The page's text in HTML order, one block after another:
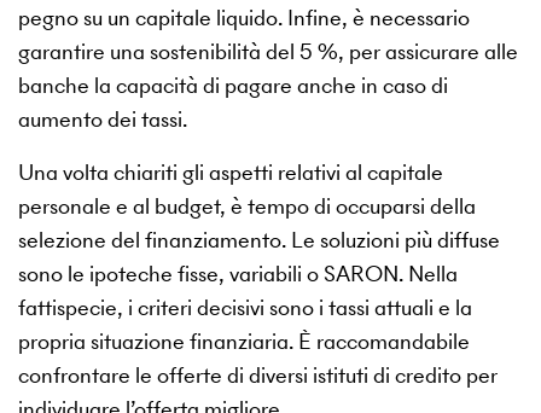
pegno su un capitale liquido. Infine, è necessario
garantire una sostenibilità del 5 %, per assicurare alle
banche la capacità di pagare anche in caso di
aumento dei tassi.
Una volta chiariti gli aspetti relativi al capitale
personale e al budget, è tempo di occuparsi della
selezione del finanziamento. Le soluzioni più diffuse
sono le ipoteche fisse, variabili o SARON. Nella
fattispecie, i criteri decisivi sono i tassi attuali e la
propria situazione finanziaria. È raccomandabile
confrontare le offerte di diversi istituti di credito per